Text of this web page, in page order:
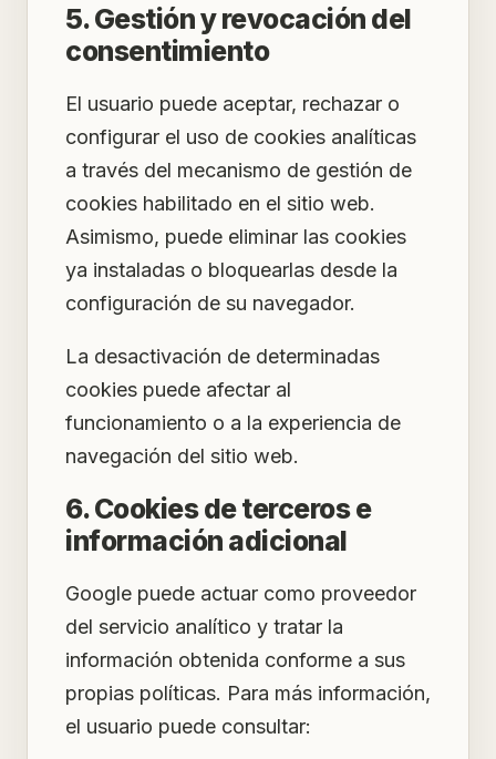
5. Gestión y revocación del
consentimiento
El usuario puede aceptar, rechazar o
configurar el uso de cookies analíticas
a través del mecanismo de gestión de
cookies habilitado en el sitio web.
Asimismo, puede eliminar las cookies
ya instaladas o bloquearlas desde la
configuración de su navegador.
La desactivación de determinadas
cookies puede afectar al
funcionamiento o a la experiencia de
navegación del sitio web.
6. Cookies de terceros e
información adicional
Google puede actuar como proveedor
del servicio analítico y tratar la
información obtenida conforme a sus
propias políticas. Para más información,
el usuario puede consultar: